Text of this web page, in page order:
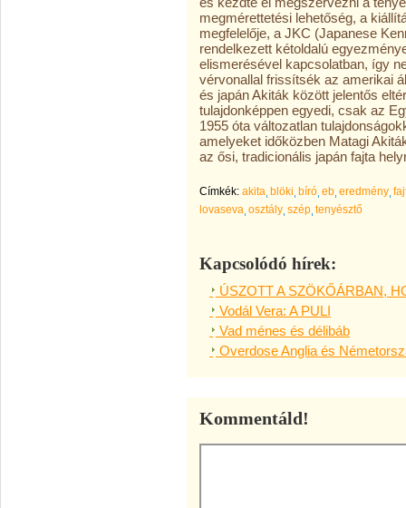
megmérettetési lehetőség, a
megfelelője, a JKC (Japanese
rendelkezett kétoldalú
elismerésével kapcsolatban, így
vérvonallal frissítsék az amerikai
és japán Akiták között jelentős
tulajdonképpen egyedi, csak az
1955 óta változatlan
amelyeket időközben Matagi
az ősi, tradicionális japán fajta
Címkék: akita blöki bíró eb eredmény
lovaseva osztály szép tenyésztő
Kapcsolódó hírek:
ÚSZOTT A SZÖKŐÁRBAN,
Vodál Vera: A PULI
Vad ménes és délibáb
Overdose Anglia és
Kommentáld!